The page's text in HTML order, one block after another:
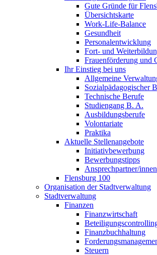
Gute Gründe für
Übersichtskarte
Work-Life-Balance
Gesundheit
Personalentwicklung
Fort- und
Frauenförderung und
Ihr Einstieg bei uns
Allgemeine
Sozialpädagogischer
Technische Berufe
Studiengang B. A.
Ausbildungsberufe
Volontariate
Praktika
Aktuelle Stellenangebote
Initiativbewerbung
Bewerbungstipps
Ansprechpartner/innen
Flensburg 100
Organisation der Stadtverwaltung
Stadtverwaltung
Finanzen
Finanzwirtschaft
Finanzbuchhaltung
Steuern